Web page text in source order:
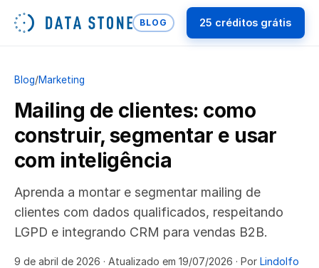
BLOG 25 créditos grátis
Blog/Marketing
Mailing de clientes: como
construir, segmentar e usar
com inteligência
Aprenda a montar e segmentar mailing de
clientes com dados qualificados, respeitando
LGPD e integrando CRM para vendas B2B.
9 de abril de 2026 · Atualizado em 19/07/2026 · Por Lindolfo